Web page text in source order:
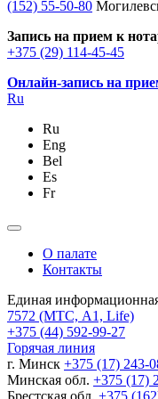
(152) 55-50-80
Запись на прием к
+375 (29) 114-45-45
Онлайн-запись на
Ru
Ru
Eng
Bel
Es
Fr
О палате
Контакты
Единая
7572 (МТС, A1, Life)
+375 (44) 592-99-27
Горячая линия
г. Минск +375 (17) 243-
Минская обл. +375 (17)
Брестская обл. +375